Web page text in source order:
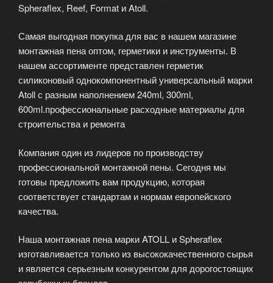
Spheraflex, Reef, Format и Atoll.
Самая выгодная покупка для вас в нашем магазине
монтажная пена оптом, герметики и инструменты. В
нашем ассортименте представлен герметик
силиконовый однокомпонентный универсальный марки
Atoll с разным наполнением 240ml, 300ml,
600ml.профессиональные расходные материалы для
строительства и ремонта
Компания один из лидеров по производству
профессиональной монтажной пены. Сегодня мы
готовы предложить вам продукцию, которая
соответствует стандартам и нормам европейского
качества.
Наша монтажная пена марки ATOLL и Spheraflex
изготавливается только из высококачественного сырья
и является серьезным конкурентом для дорогостоящих